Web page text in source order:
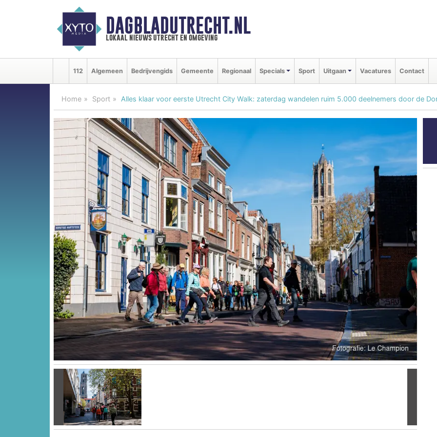
DAGBLADUTRECHT.NL
lokaal nieuws utrecht en omgeving
112 Algemeen Bedrijvengids Gemeente Regionaal Specials Sport Uitgaan Vacatures Contact
Home Sport Alles klaar voor eerste Utrecht City Walk: zaterdag wandelen ruim 5.000 deelnemers door de
Vorige